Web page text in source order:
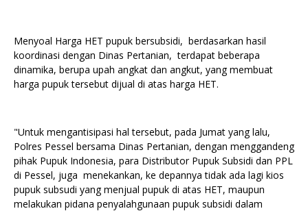
Menyoal Harga HET pupuk bersubsidi, berdasarkan hasil
koordinasi dengan Dinas Pertanian, terdapat beberapa
dinamika, berupa upah angkat dan angkut, yang membuat
harga pupuk tersebut dijual di atas harga HET.
"Untuk mengantisipasi hal tersebut, pada Jumat yang lalu,
Polres Pessel bersama Dinas Pertanian, dengan menggandeng
pihak Pupuk Indonesia, para Distributor Pupuk Subsidi dan PPL
di Pessel, juga menekankan, ke depannya tidak ada lagi kios
pupuk subsudi yang menjual pupuk di atas HET, maupun
melakukan pidana penyalahgunaan pupuk subsidi dalam